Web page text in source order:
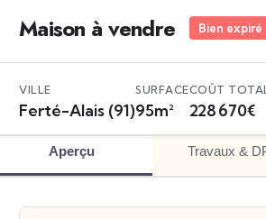
Maison à vendre Bien expiré
VILLE
Ferté-Alais (91)
SURFACE
95m²
COÛT TOTAL
228 670€
Aperçu Travaux &